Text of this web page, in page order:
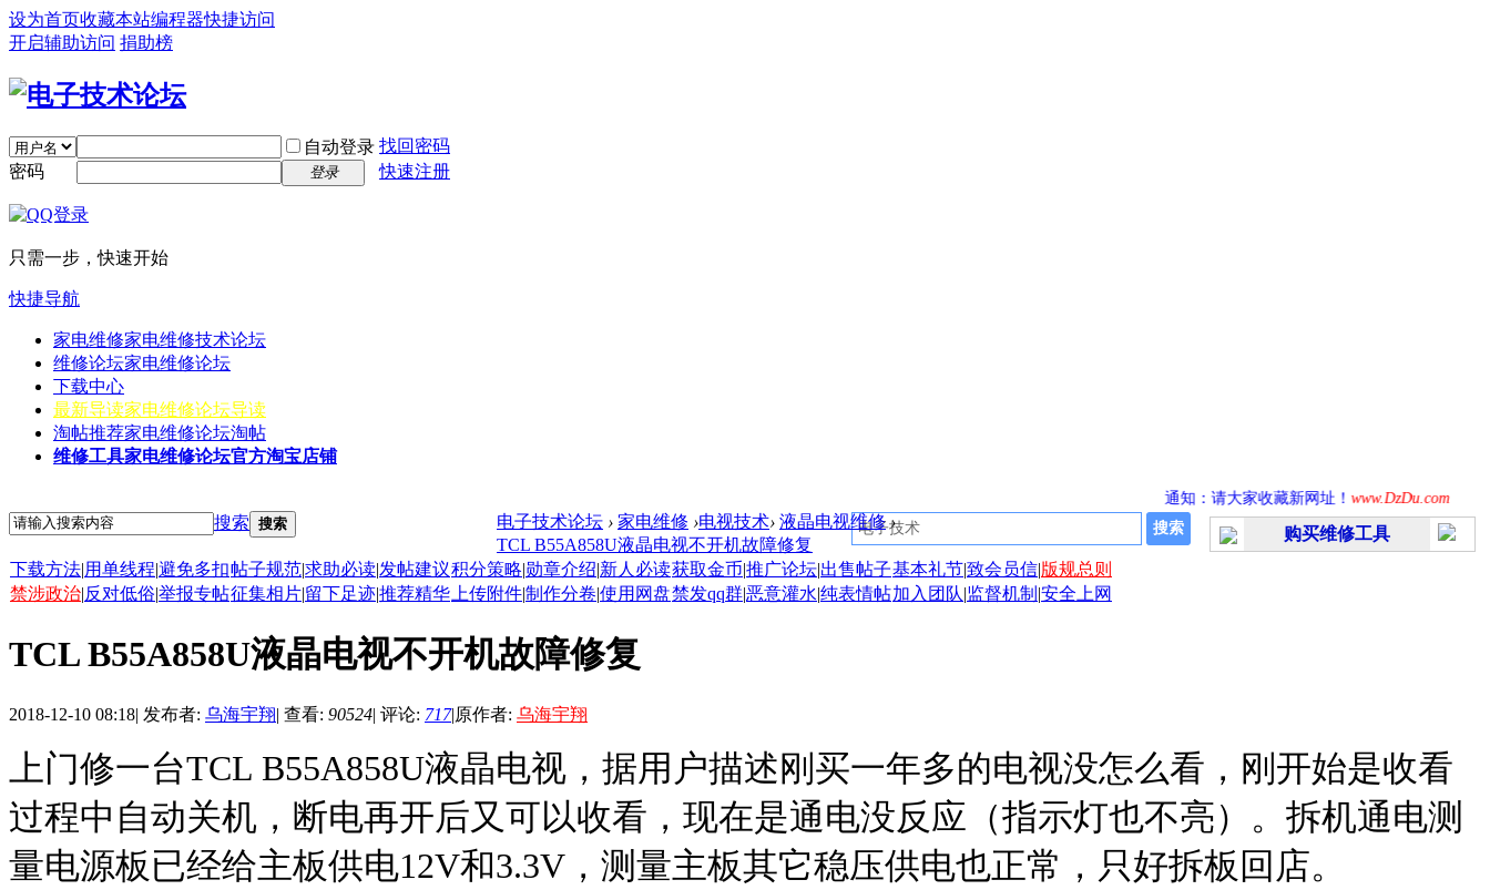
设为首页收藏本站编程器快捷访问
开启辅助访问 捐助榜
自动登录 找回密码
密码
登录 快速注册
只需一步，快速开始
快捷导航
家电维修家电维修技术论坛
维修论坛家电维修论坛
下载中心
最新导读家电维修论坛导读
淘帖推荐家电维修论坛淘帖
维修工具家电维修论坛官方淘宝店铺
通知：请大家收藏新网址！www.DzDu.com
搜索 搜索
购买维修工具
电子技术论坛 › 家电维修 ›电视技术› 液晶电视维修 ›
TCL B55A858U液晶电视不开机故障修复
下载方法|用单线程|避免多扣帖子规范|求助必读|发帖建议积分策略|勋章介绍|新人必读获取金币|推广论坛|出售帖子基本礼节|致会员信|版规总则
禁涉政治|反对低俗|举报专帖征集相片|留下足迹|推荐精华 上传附件|制作分卷|使用网盘禁发qq群|恶意灌水|纯表情帖加入团队|监督机制 |安全上网
TCL B55A858U液晶电视不开机故障修复
2018-12-10 08:18| 发布者: 乌海宇翔| 查看: 90524| 评论: 717|原作者: 乌海宇翔
上门修一台TCL B55A858U液晶电视，据用户描述刚买一年多的电视没怎么看，刚开始是收看
过程中自动关机，断电再开后又可以收看，现在是通电没反应（指示灯也不亮）。拆机通电测
量电源板已经给主板供电12V和3.3V，测量主板其它稳压供电也正常，只好拆板回店。